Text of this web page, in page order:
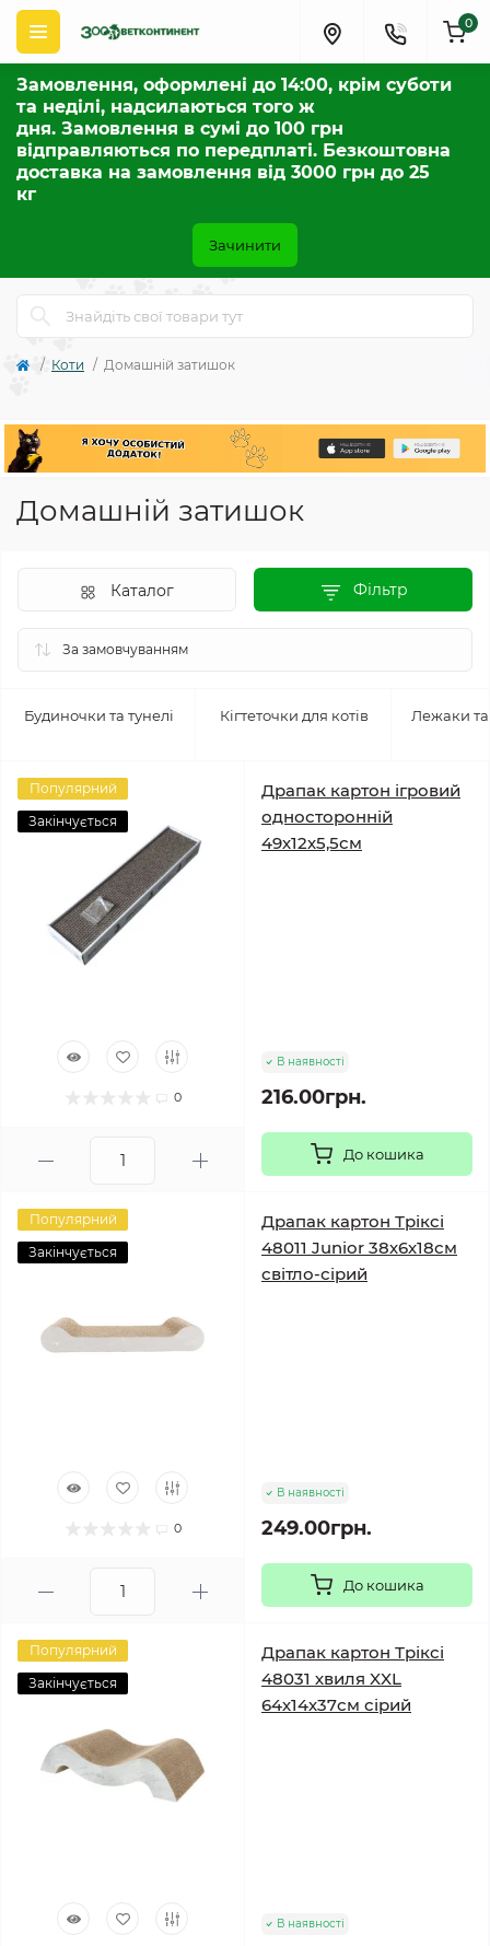
Замовлення, оформлені до 14:00, крім суботи
та неділі, надсилаються того ж
дня. Замовлення в сумі до 100 грн
відправляються по передплаті. Безкоштовна
доставка на замовлення від 3000 грн до 25
кг
Зачинити
0
Коти Домашній затишок
Домашній затишок
Фільтр
Каталог
Будиночки та тунелі Кігтеточки для котів Лежаки та
Популярний
Закінчується
0
Драпак картон ігровий
односторонній
49х12х5,5см
В наявності
216.00грн.
До кошика
Популярний
Закінчується
0
Драпак картон Тріксі
48011 Junior 38х6х18см
світло-сірий
В наявності
249.00грн.
До кошика
Популярний
Закінчується
Драпак картон Тріксі
48031 хвиля XXL
64х14х37см сірий
В наявності